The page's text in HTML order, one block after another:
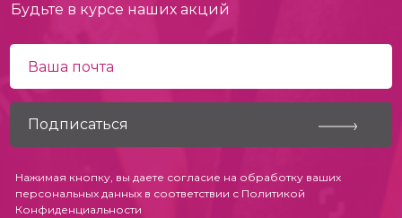
Будьте в курсе наших акций
Нажимая кнопку, вы даете согласие на обработку ваших
персональных данных в соответствии с Политикой
Конфиденциальности